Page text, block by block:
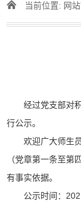
当前位置: 网
经过党支部对
行公示。
欢迎广大师生
（党章第一条至
有事实依据。
公示时间：